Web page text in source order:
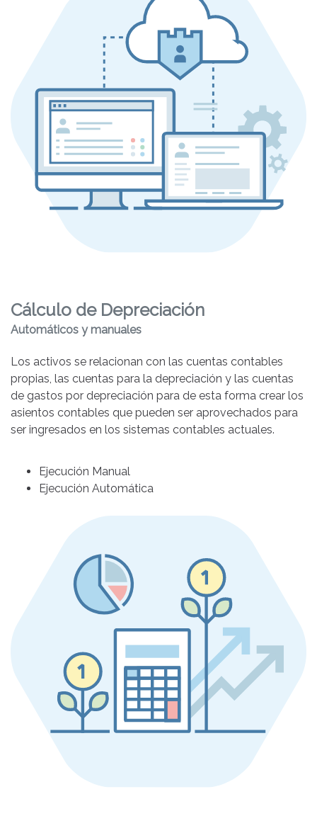
Cálculo de Depreciación
Automáticos y manuales
Los activos se relacionan con las cuentas contables
propias, las cuentas para la depreciación y las cuentas
de gastos por depreciación para de esta forma crear los
asientos contables que pueden ser aprovechados para
ser ingresados en los sistemas contables actuales.
Ejecución Manual
Ejecución Automática